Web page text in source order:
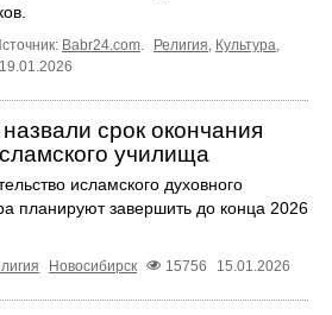
Babr24.com. Религия, Культура,
19.01.2026
срок окончания
училища
исламского духовного
планируют завершить до конца 2026
Новосибирск 15756 15.01.2026